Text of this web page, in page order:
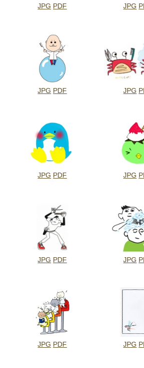
JPG PDF JPG
JPG PDF JPG
JPG PDF JPG
JPG PDF JPG
JPG PDF JPG